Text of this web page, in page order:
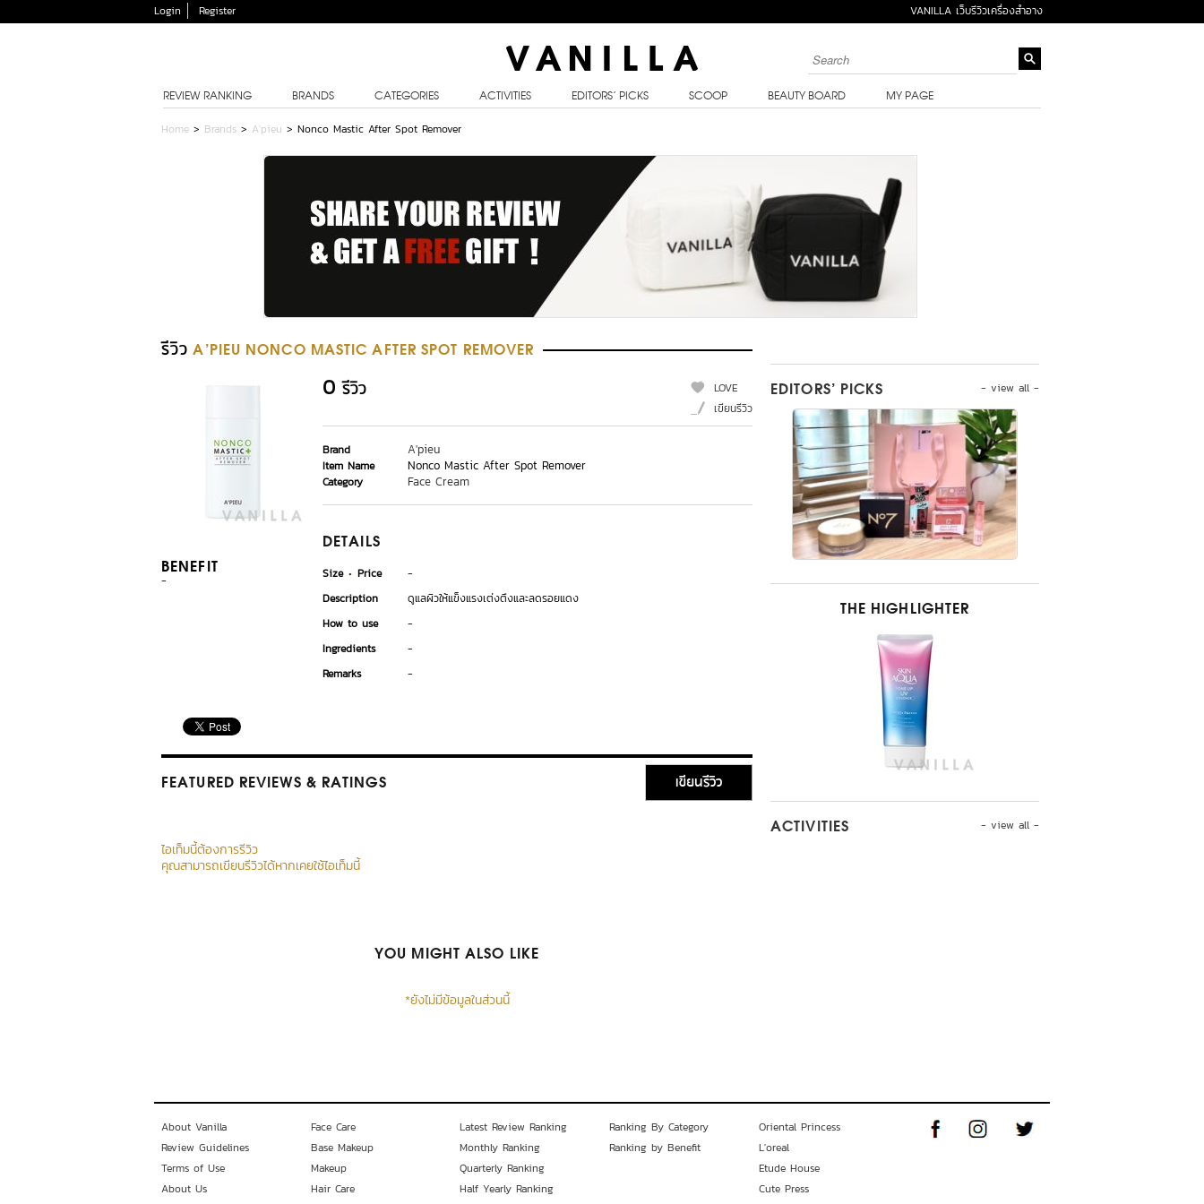
Login Register VANILLA เว็บรีวิวเครื่องสำอาง
REVIEW RANKING BRANDS CATEGORIES ACTIVITIES EDITORS’ PICKS SCOOP BEAUTY BOARD MY PAGE
Home > Brands > A'pieu > Nonco Mastic After Spot Remover
รีวิว A'PIEU NONCO MASTIC AFTER SPOT REMOVER
BENEFIT
-
0 รีวิว
LOVE
เขียนรีวิว
Brand A'pieu
Item Name Nonco Mastic After Spot Remover
Category Face Cream
DETAILS
Size Price
-
Description
ดูแลผิวให้แข็งแรงเต่งตึงและลดรอยแดง
How to use
-
Ingredients
-
Remarks
-
FEATURED REVIEWS & RATINGS เขียนรีวิว
ไอเท็มนี้ต้องการรีวิว
คุณสามารถเขียนรีวิวได้หากเคยใช้ไอเท็มนี้
YOU MIGHT ALSO LIKE
*ยังไม่มีข้อมูลในส่วนนี้
- view all -
EDITORS’ PICKS
THE HIGHLIGHTER
- view all -
ACTIVITIES
About Vanilla
Review Guidelines
Terms of Use
About Us
Face Care
Base Makeup
Makeup
Hair Care
Latest Review Ranking
Monthly Ranking
Quarterly Ranking
Half Yearly Ranking
Ranking By Category
Ranking by Benefit
Oriental Princess
L'oreal
Etude House
Cute Press